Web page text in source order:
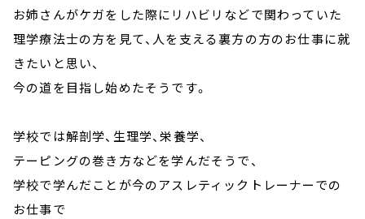
お姉さんがケガをした際にリハビリなどで関わっていた
理学療法士の方を見て、人を支える裏方の方のお仕事に就
きたいと思い、
今の道を目指し始めたそうです。
学校では解剖学、生理学、栄養学、
テーピングの巻き方などを学んだそうで、
学校で学んだことが今のアスレティックトレーナーでの
お仕事で